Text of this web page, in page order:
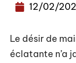
12/02/
Le désir de
éclatante n’a